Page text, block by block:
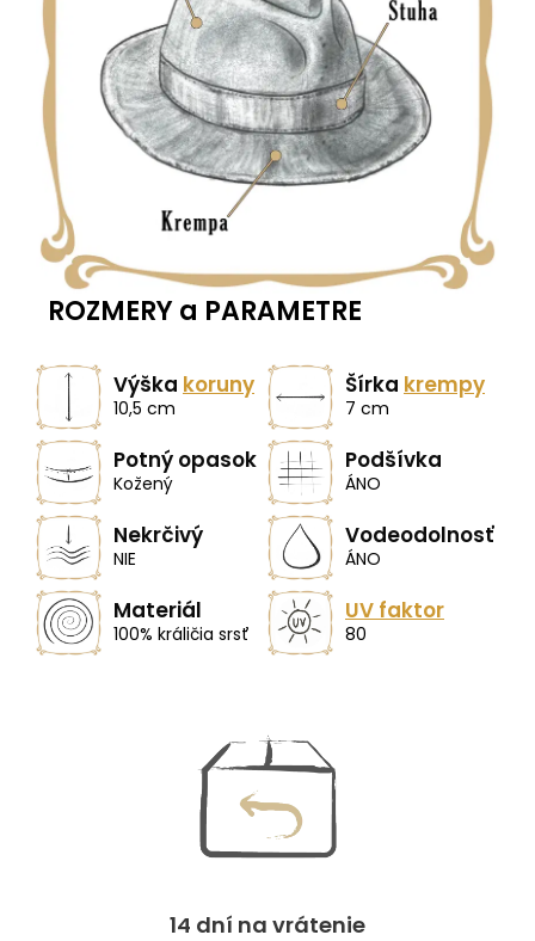
ROZMERY a PARAMETRE
Výška koruny
10,5 cm
Šírka krempy
7 cm
Potný opasok
Kožený
Podšívka
ÁNO
Nekrčivý
NIE
Vodeodolnosť
ÁNO
Materiál
100% králičia srsť
UV faktor
80
14 dní na vrátenie